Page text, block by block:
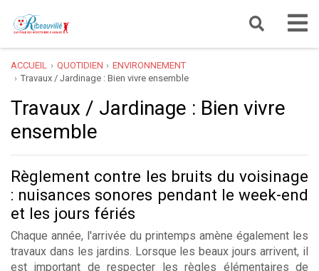
ACCUEIL QUOTIDIEN
ENVIRONNEMENT
Travaux / Jardinage : Bien vivre ensemble
Travaux / Jardinage : Bien vivre
ensemble
Règlement contre les bruits du voisinage
: nuisances sonores pendant le week-end
et les jours fériés
Chaque année, l'arrivée du printemps amène également les
travaux dans les jardins. Lorsque les beaux jours arrivent, il
est important de respecter les règles élémentaires de